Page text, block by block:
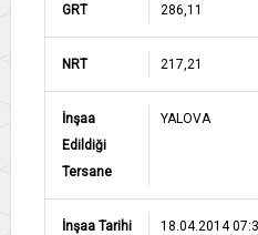
GRT 286,11
NRT 217,21
İnşaa
Edildiği
Tersane
YALOVA
İnşaa Tarihi 18.04.2014